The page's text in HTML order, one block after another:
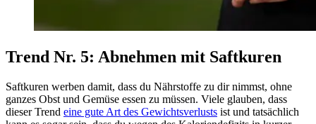
Trend Nr. 5: Abnehmen mit Saftkuren
Saftkuren werben damit, dass du Nährstoffe zu dir nimmst, ohne
ganzes Obst und Gemüse essen zu müssen. Viele glauben, dass
dieser Trend eine gute Art des Gewichtsverlusts ist und tatsächlich